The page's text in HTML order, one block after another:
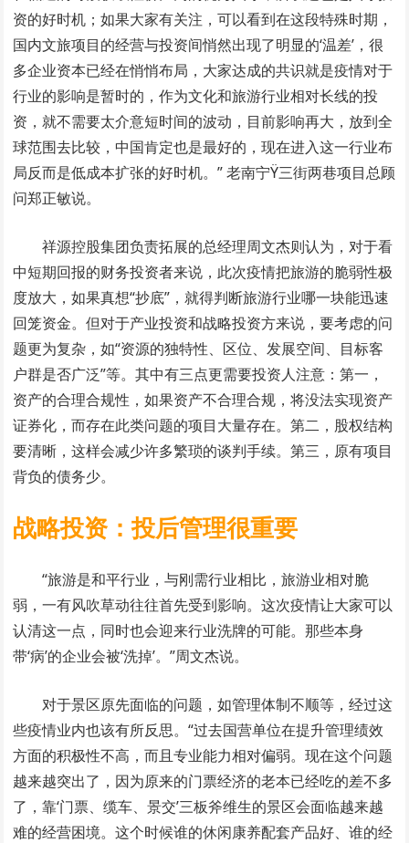
资的好时机；如果大家有关注，可以看到在这段特殊时期，
国内文旅项目的经营与投资间悄然出现了明显的‘温差’，很
多企业资本已经在悄悄布局，大家达成的共识就是疫情对于
行业的影响是暂时的，作为文化和旅游行业相对长线的投
资，就不需要太介意短时间的波动，目前影响再大，放到全
球范围去比较，中国肯定也是最好的，现在进入这一行业布
局反而是低成本扩张的好时机。” 老南宁Ÿ三街两巷项目总顾
问郑正敏说。
祥源控股集团负责拓展的总经理周文杰则认为，对于看
中短期回报的财务投资者来说，此次疫情把旅游的脆弱性极
度放大，如果真想“抄底”，就得判断旅游行业哪一块能迅速
回笼资金。但对于产业投资和战略投资方来说，要考虑的问
题更为复杂，如“资源的独特性、区位、发展空间、目标客
户群是否广泛”等。其中有三点更需要投资人注意：第一，
资产的合理合规性，如果资产不合理合规，将没法实现资产
证券化，而存在此类问题的项目大量存在。第二，股权结构
要清晰，这样会减少许多繁琐的谈判手续。第三，原有项目
背负的债务少。
战略投资：投后管理很重要
“旅游是和平行业，与刚需行业相比，旅游业相对脆
弱，一有风吹草动往往首先受到影响。这次疫情让大家可以
认清这一点，同时也会迎来行业洗牌的可能。那些本身
带‘病’的企业会被‘洗掉’。”周文杰说。
对于景区原先面临的问题，如管理体制不顺等，经过这
些疫情业内也该有所反思。“过去国营单位在提升管理绩效
方面的积极性不高，而且专业能力相对偏弱。现在这个问题
越来越突出了，因为原来的门票经济的老本已经吃的差不多
了，靠‘门票、缆车、景交’三板斧维生的景区会面临越来越
难的经营困境。这个时候谁的休闲康养配套产品好、谁的经